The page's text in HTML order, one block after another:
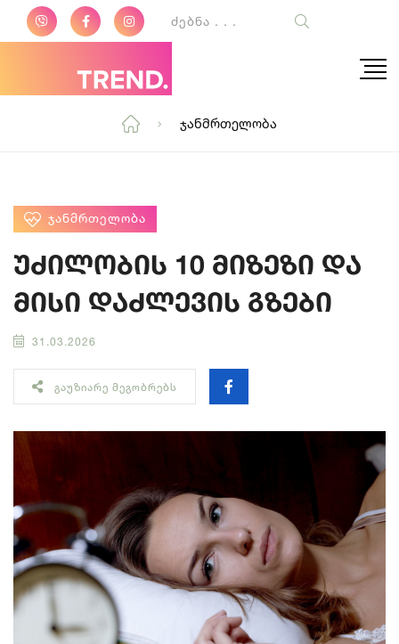
Ჯანმრთელობა
ᲯᲐᲜᲛᲠᲗᲔᲚᲝᲑᲐ
უძილობის 10 მიზეზი და
მისი დაძლევის გზები
31.03.2026
ᲒᲐᲣᲖᲘᲐᲠᲔ ᲛᲔᲒᲝᲑᲠᲔᲑᲡ